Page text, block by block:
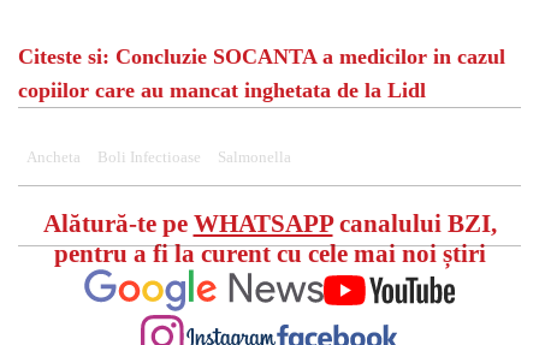
Citeste si: Concluzie SOCANTA a medicilor in cazul
copiilor care au mancat inghetata de la Lidl
Ancheta Boli Infectioase Salmonella
Alătură-te pe WHATSAPPcanalului BZI,
pentru a fi la curent cu cele mai noi știri